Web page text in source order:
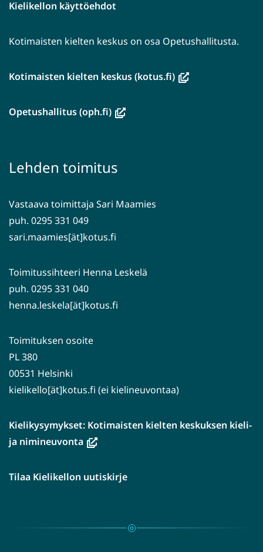
Kielikellon käyttöehdot
Kotimaisten kielten keskus on osa Opetushallitusta.
Kotimaisten kielten keskus (kotus.fi)(avautuu
Opetushallitus (oph.fi)(avautuu
toiseen
Lehden toimitus
Vastaava toimittaja Sari Maamies
puh. 0295 331 049
sari.maamies[ät]kotus.fi
Toimitussihteeri Henna Leskelä
puh. 0295 331 040
henna.leskela[ät]kotus.fi
Toimituksen osoite
PL 380
00531 Helsinki
kielikello[ät]kotus.fi (ei kielineuvontaa)
Kielikysymykset: Kotimaisten kielten keskuksen kieli-
ja nimineuvonta(avautuu
ikkunaan,
palveluun)
Tilaa Kielikellon uutiskirje